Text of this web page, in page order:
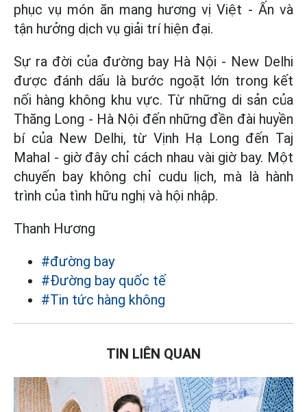
phục vụ món ăn mang hương vị Việt - Ấn và
tận hưởng dịch vụ giải trí hiện đại.
Sự ra đời của đường bay Hà Nội - New Delhi
được đánh dấu là bước ngoặt lớn trong kết
nối hàng không khu vực. Từ những di sản của
Thăng Long - Hà Nội đến những đền đài huyền
bí của New Delhi, từ Vịnh Hạ Long đến Taj
Mahal - giờ đây chỉ cách nhau vài giờ bay. Một
chuyến bay không chỉ cudu lịch, mà là hành
trình của tình hữu nghị và hội nhập.
Thanh Hương
#đường bay
#Đường bay quốc tế
#Tin tức hàng không
TIN LIÊN QUAN